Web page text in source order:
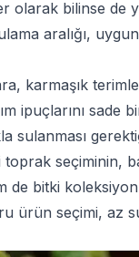
bilinse de
aralığı,
karmaşık
ipuçlarını sade
seçiminin,
de bitki
ürün seçimi, az